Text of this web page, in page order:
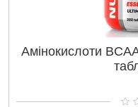
Амінокислоти